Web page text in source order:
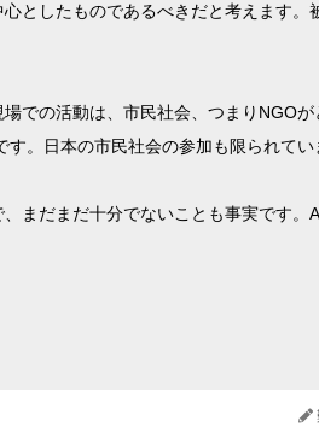
としたものであるべきだと考えます。
での活動は、市民社会、つまりNGO
。日本の市民社会の参加も限られてい
まだまだ十分でないことも事実です。